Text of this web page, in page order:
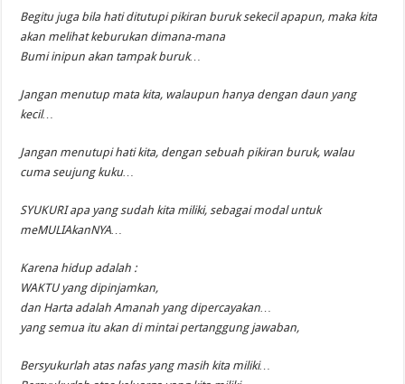
Begitu juga bila hati ditutupi pikiran buruk sekecil apapun, maka kita
akan melihat keburukan dimana-mana
Bumi inipun akan tampak buruk…
Jangan menutup mata kita, walaupun hanya dengan daun yang
kecil…
Jangan menutupi hati kita, dengan sebuah pikiran buruk, walau
cuma seujung kuku…
SYUKURI apa yang sudah kita miliki, sebagai modal untuk
meMULIAkanNYA…
Karena hidup adalah :
WAKTU yang dipinjamkan,
dan Harta adalah Amanah yang dipercayakan…
yang semua itu akan di mintai pertanggung jawaban,
Bersyukurlah atas nafas yang masih kita miliki…